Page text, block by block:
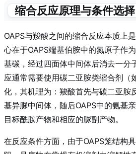
缩合反应原理与条件选择
OAPS与羧酸之间的缩合反应本质上
心在于OAPS端基伯胺中的氮原子作
基碳，经过四面体中间体后消去一分
应通常需要使用碳二亚胺类缩合剂（
化，其机理为：羧酸首先与碳二亚胺
基异脲中间体，随后OAPS中的氨基
目标酰胺产物和相应的脲副产物。
在反应条件方面，由于OAPS笼结构